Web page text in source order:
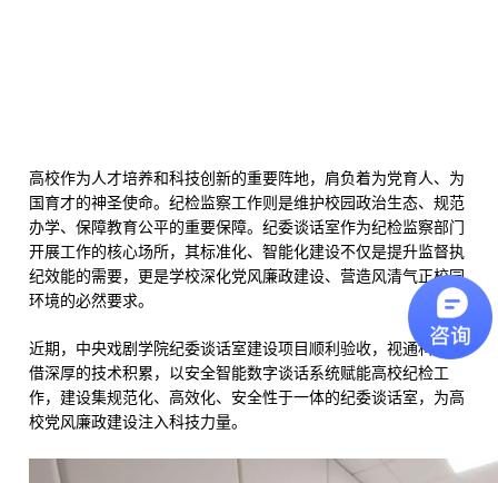
高校作为人才培养和科技创新的重要阵地，肩负着为党育人、为
国育才的神圣使命。纪检监察工作则是维护校园政治生态、规范
办学、保障教育公平的重要保障。纪委谈话室作为纪检监察部门
开展工作的核心场所，其标准化、智能化建设不仅是提升监督执
纪效能的需要，更是学校深化党风廉政建设、营造风清气正校园
环境的必然要求。
近期，中央戏剧学院纪委谈话室建设项目顺利验收，视通科技凭
借深厚的技术积累，以安全智能数字谈话系统赋能高校纪检工
作，建设集规范化、高效化、安全性于一体的纪委谈话室，为高
校党风廉政建设注入科技力量。